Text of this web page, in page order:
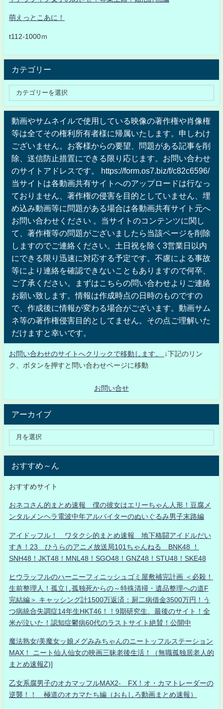
萌えっとこあに！
t112-1000ｍ
カテゴリー
動画やサムネイルで使用している映像の著作権や肖像権
等は全てその権利所有者様に帰属いたします。申しわけ
ございません。お客様からの要望、問題がある記事を削
除、送信防止措置にできる限り応じます。お問い合わせ
のサイトアドレスです。 https://form.os7.biz/f/c82c6596/
当サイトは各動画共有サイトへのアップロードは行なっ
ておりません、著作権の侵害を目的としていません、埋
め込み動画等に問題がある場合は各動画共有サイト元へ
お問い合わせください 。当サイトのコンテンツに関し
て、著作権等の問題がございましたら当該ページを削除
しますのでご連絡ください。土日祝を除く3営業日以内
にできる限り迅速に対応する予定です。不慮による事故
等により連絡を確認できないこともありますので何卒、
ご了承ください。まずはこちらの問い合わせよりご連絡
お願い致します。情報は作成時点の日時のものですの
で、作成後に情報が変わる場合がございます。動画サム
ネ等の著作権侵害目的としてません。その点ご理解いた
だけますと幸いです。
お問い合わせのサイトへクリックで移動します。
↓下記のリン
ク、ボタンを押すと問い合わせページに移動
お問い合せ
アーカイブ
おすすめ～ん
おすすめサイト
おネコさん的まとめ速報 僕の彼女はエリーちゃん人形！豆腐メ
ンタルメンヘラ電波中年アルバイターのぬいぐるみ男子末路編
アイドッフル！ ワタクシ的まとめ速報 地下格闘アイドルだい
すき！23 ひうらのアニメ放送局101ちゃんねる BNK48 ！
SNH48！JKT48！MNL48！SGO48！GNZ48！STU48！SKE48
ヒウラッフルのハーニーフィニッシュゴミ屋敷補完計画 ＜必殺！
生前整理人！孤立し孤独死からの～特殊清掃・遺品整理への道F
完結編＞ キャッシング計1500万返済：厨二病借金3500万円！う
つ病統合失調症14年生HKT46！！9期研究生、最後のサイト！全
米が泣いた！認知症鬱病60代のラストサイト絶賛！公開中
魔法熟女/美魔女ッ娘メグみみちゃんのニートッフルステーション
MAX！ ニート仙人仙女の映画三昧老後生活！（無職孤独居老人的
まとめ速報Z)]
乙女系腐男子のオカマッフルMAX2- FX！オ・カマトレーダーの
逆襲！！ 極道のオカマたち編（おもしろ動画まとめ速報）